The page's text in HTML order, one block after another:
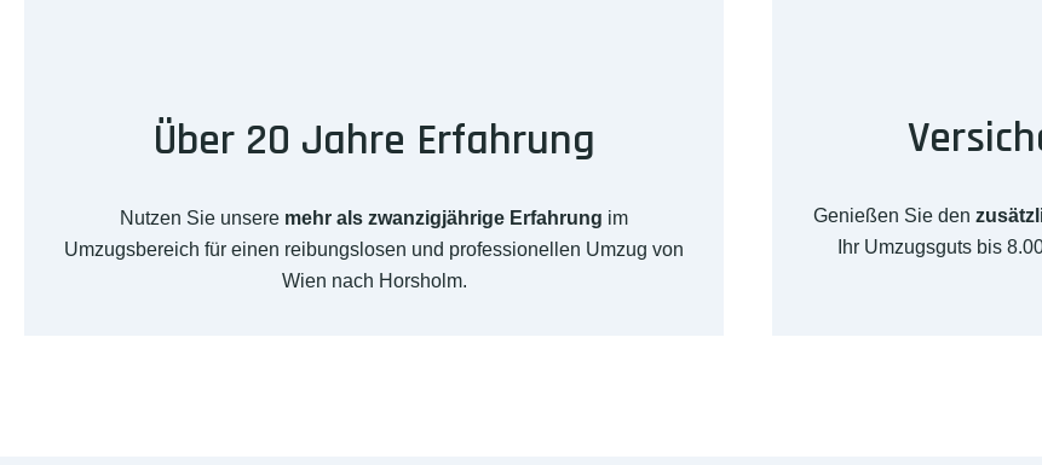
Über 20 Jahre Erfahrung
Nutzen Sie unsere mehr als zwanzigjährige Erfahrung im
Umzugsbereich für einen reibungslosen und professionellen Umzug von
Wien nach Horsholm.
Genießen Sie den
Ihr Umzugsguts bis